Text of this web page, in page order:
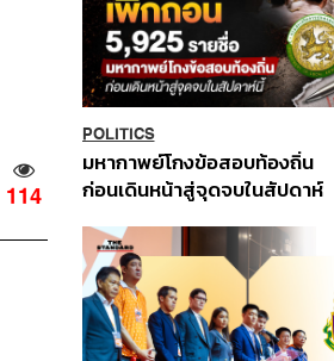
114
POLITICS
มหากาพย์โกงข้อสอบท้องถิ่น
ก่อนเดินหน้าสู่จุดจบในสัปดาห์